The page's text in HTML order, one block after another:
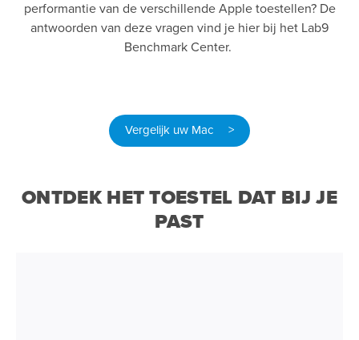
performantie van de verschillende Apple toestellen? De
antwoorden van deze vragen vind je hier bij het Lab9
Benchmark Center.
Vergelijk uw Mac >
ONTDEK HET TOESTEL DAT BIJ JE
PAST